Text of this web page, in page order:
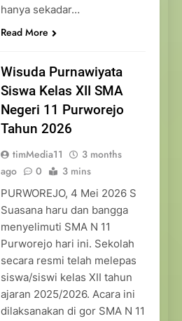
hanya sekadar…
Read More
Wisuda Purnawiyata
Siswa Kelas XII SMA
Negeri 11 Purworejo
Tahun 2026
timMedia11
3 months
ago
0 3 mins
PURWOREJO, 4 Mei 2026 S
Suasana haru dan bangga
menyelimuti SMA N 11
Purworejo hari ini. Sekolah
secara resmi telah melepas
siswa/siswi kelas XII tahun
ajaran 2025/2026. Acara ini
dilaksanakan di gor SMA N 11